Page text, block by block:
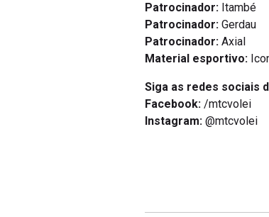
Patrocinador: Itambé
Patrocinador: Gerdau
Patrocinador: Axial
Material esportivo:
Siga as redes sociais
Facebook: /mtcvolei
Instagram: @mtcvolei